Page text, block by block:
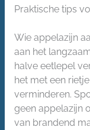
Praktische tips
Wie appelazijn
aan het
halve eetlepel
het met een
verminderen.
geen appelazijn
van brandend